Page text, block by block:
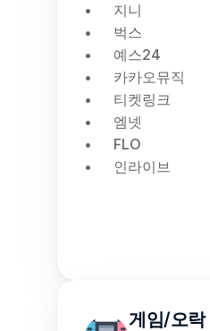
지니
벅스
예스24
카카오뮤직
티켓링크
엠넷
FLO
인라이브
게임/오락